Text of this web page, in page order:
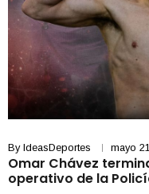
By IdeasDeportes mayo
Omar Chávez
operativo de la